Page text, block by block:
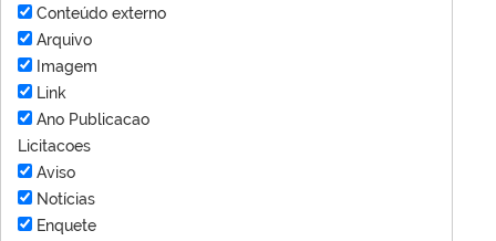
Conteúdo externo
Arquivo
Imagem
Link
Ano Publicacao
Licitacoes
Aviso
Notícias
Enquete